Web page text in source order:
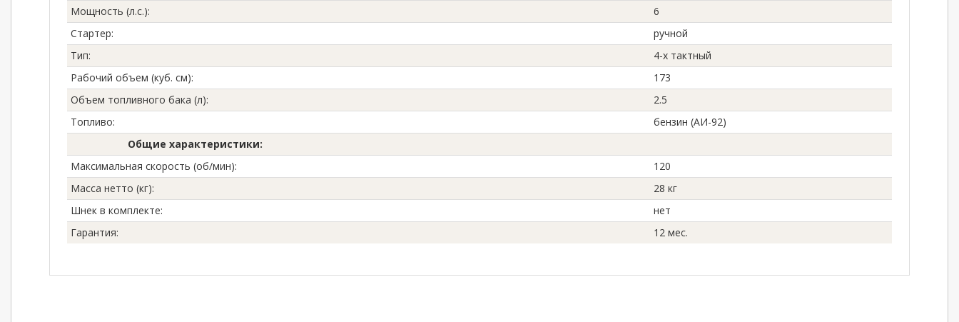
Мощность (л.с.):
6
Стартер:
ручной
Тип:
4-х тактный
Рабочий объем (куб. см):
173
Объем топливного бака (л):
2.5
Топливо:
бензин (АИ-92)
Общие характеристики:
Максимальная скорость (об/мин):
120
Масса нетто (кг):
28 кг
Шнек в комплекте:
нет
Гарантия: 12 мес.